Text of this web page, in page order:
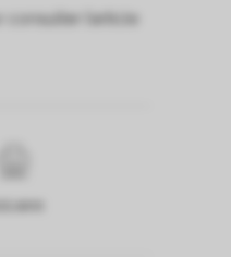
consulter l’article